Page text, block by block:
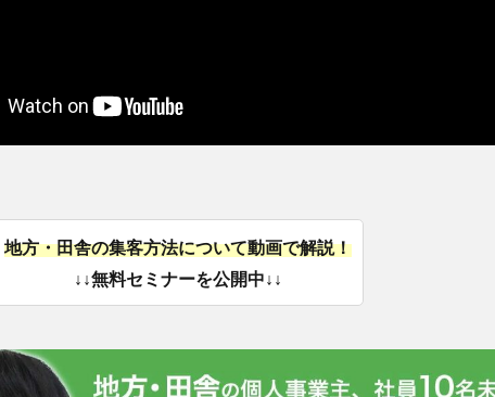
地方・田舎の集客方法について動画で解説！
↓↓無料セミナーを公開中↓↓